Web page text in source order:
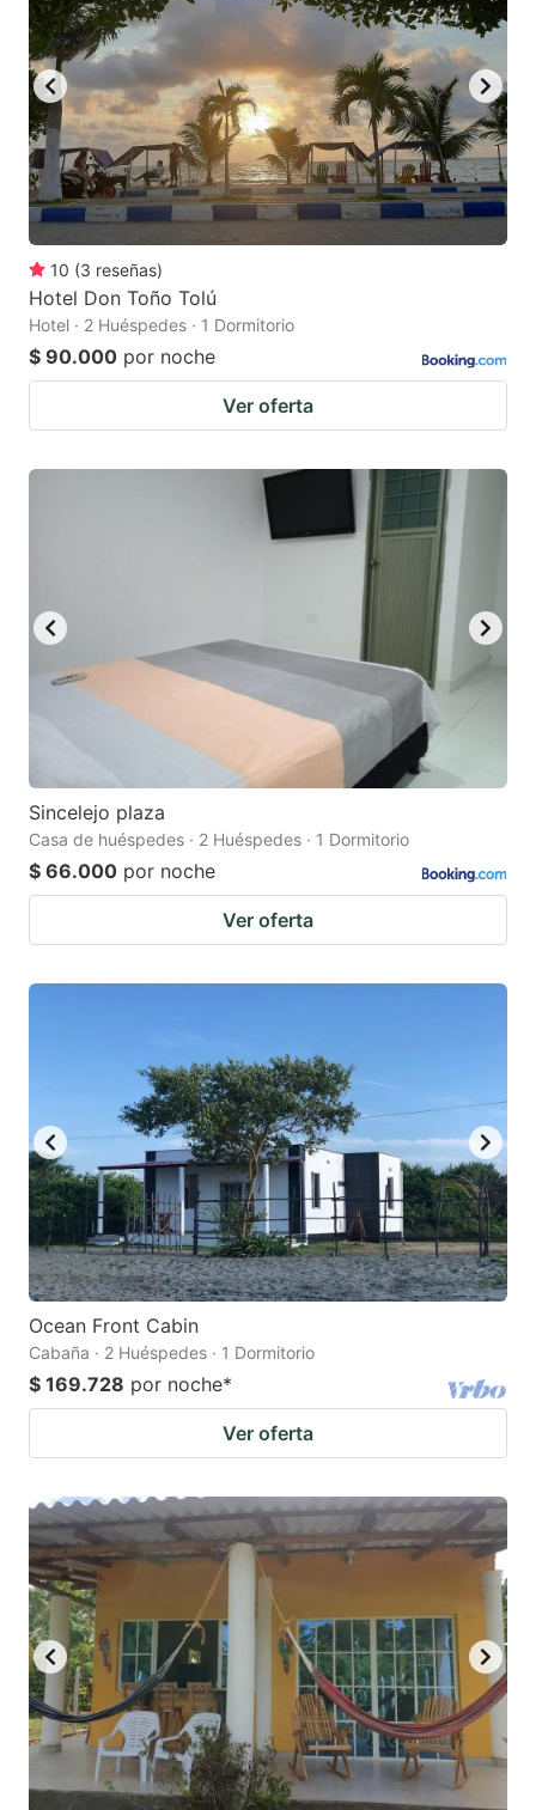
10 (3 reseñas)
Hotel Don Toño Tolú
Hotel · 2 Huéspedes · 1 Dormitorio
$ 90.000 por noche
Ver oferta
Sincelejo plaza
Casa de huéspedes · 2 Huéspedes · 1 Dormitorio
$ 66.000 por noche
Ver oferta
Ocean Front Cabin
Cabaña · 2 Huéspedes · 1 Dormitorio
$ 169.728 por noche*
Ver oferta